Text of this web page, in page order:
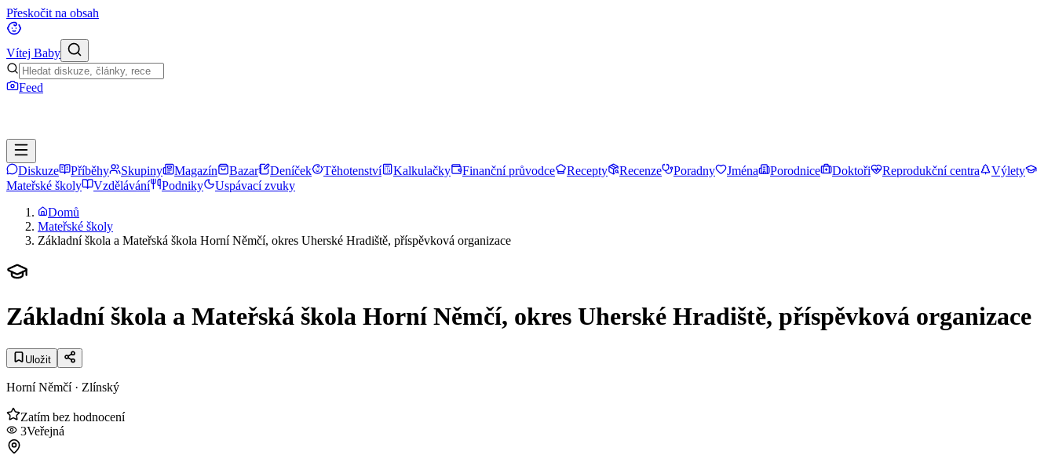
Přeskočit na obsah
Vítej Baby
Feed
Diskuze Příběhy Skupiny Magazín Bazar Deníček Těhotenství Kalkulačky Finanční průvodce Recepty Recenze Poradny Jména Porodnice Doktoři Reprodukční centra
Výlety
Mateřské školy
Vzdělávání Podniky
Uspávací zvuky
Domů
Mateřské školy
Základní škola a Mateřská škola Horní Němčí, okres Uherské Hradiště, příspěvková organizace
Základní škola a Mateřská škola Horní Němčí, okres Uherské Hradiště, příspěvková organizace
Uložit
Horní Němčí· Zlínský
Zatím bez hodnocení
3Veřejná